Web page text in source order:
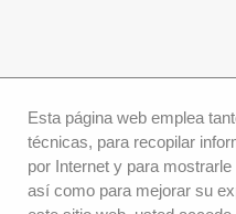
Esta página web emplea
técnicas, para recopilar
por Internet y para
así como para mejorar su